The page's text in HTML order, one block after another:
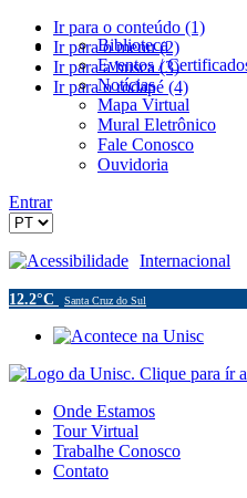
Ir para o conteúdo (1)
Ir para o menu (2)
Ir para a busca (3)
Ir para o rodapé (4)
Biblioteca
Eventos /
Notícias
Mapa Virtual
Mural Eletrônico
Fale Conosco
Ouvidoria
Entrar
Acessibilidade Internacional
12.2°C Santa Cruz do Sul
Onde Estamos
Tour Virtual
Trabalhe Conosco
Contato